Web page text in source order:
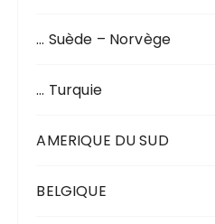
… Suède – Norvège
… Turquie
AMERIQUE DU SUD
BELGIQUE